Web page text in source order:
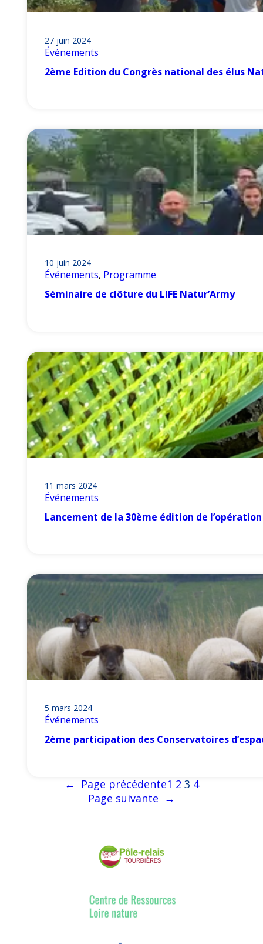
27 juin 2024
Événements
2ème Edition du Congrès national des élus
10 juin 2024
Événements, Programme
Séminaire de clôture du LIFE Natur’Army
11 mars 2024
Événements
Lancement de la 30ème édition de
5 mars 2024
Événements
2ème participation des Conservatoires
← Page précédente1 2 3 4
Page suivante →